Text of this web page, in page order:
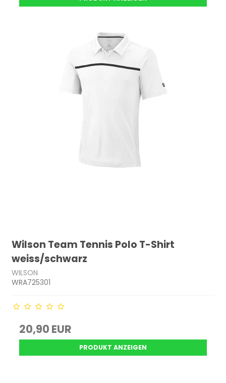
Wilson Team Tennis Polo T-Shirt
weiss/schwarz
WILSON
WRA725301
20,90 EUR
PRODUKT ANZEIGEN